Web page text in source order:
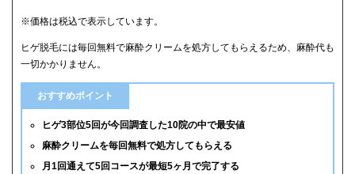
クリニック
メンズエミナル 12,000円
14,000円
湘南美容クリニック 16,800円(6回)
レジーナクリニックオム 39,800円
※価格は税込で表示しています。
ヒゲ脱毛には毎回無料で麻酔クリームを処方してもらえるため、麻酔代も
一切かかりません。
おすすめポイント
ヒゲ3部位5回が今回調査した10院の中で最安値
麻酔クリームを毎回無料で処方してもらえる
月1回通えて5回コースが最短5ヶ月で完了する